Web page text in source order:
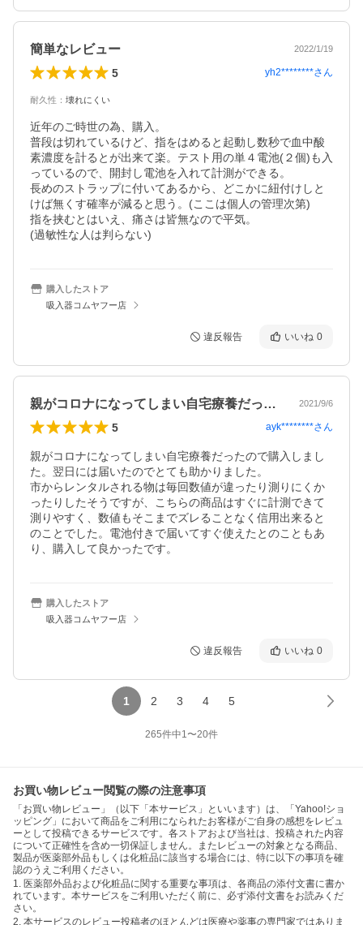
簡単なレビュー 2022/1/19
5 yh2********さん
耐久性 ： 壊れにくい
近年のご時世の為、購入。
普段は切れているけど、指をはめると起動し数秒で血中酸
素濃度を計るとが出来て楽。テスト用の単４電池(２個)も入
っているので、開封し電池を入れて計測ができる。
長めのストラップに付いてあるから、どこかに紐付けしと
けば無くす確率が減ると思う。(ここは個人の管理次第)
指を挟むとはいえ、痛さは皆無なので平気。
(過敏性な人は判らない)
購入したストア
吸入器コムヤフー店
違反報告 いいね 0
親がコロナになってしまい自宅療養だった… 2021/9/6
5 ayk********さん
親がコロナになってしまい自宅療養だったので購入しまし
た。翌日には届いたのでとても助かりました。
市からレンタルされる物は毎回数値が違ったり測りにくか
ったりしたそうですが、こちらの商品はすぐに計測できて
測りやすく、数値もそこまでズレることなく信用出来ると
のことでした。電池付きで届いてすぐ使えたとのこともあ
り、購入して良かったです。
購入したストア
吸入器コムヤフー店
違反報告 いいね 0
1 2 3 4 5
265件中1〜20件
お買い物レビュー閲覧の際の注意事項
「お買い物レビュー」（以下「本サービス」といいます）は、「Yahoo!ショ
ッピング」において商品をご利用になられたお客様がご自身の感想をレビュ
ーとして投稿できるサービスです。各ストアおよび当社は、投稿された内容
について正確性を含め一切保証しません。またレビューの対象となる商品、
製品が医薬部外品もしくは化粧品に該当する場合には、特に以下の事項を確
認のうえご利用ください。
1. 医薬部外品および化粧品に関する重要な事項は、各商品の添付文書に書か
れています。本サービスをご利用いただく前に、必ず添付文書をお読みくだ
さい。
2. 本サービスのレビュー投稿者のほとんどは医療や薬事の専門家ではありま